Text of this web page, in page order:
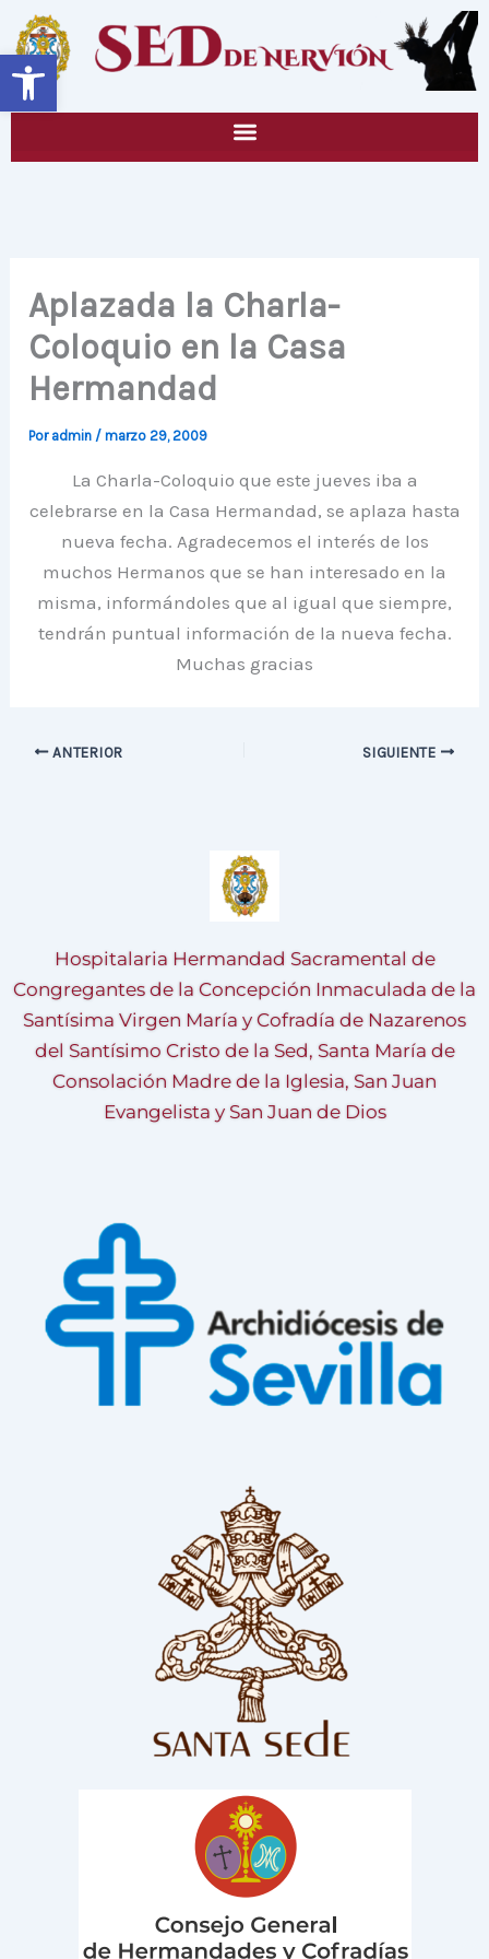
Abrir barra de herramientas
contenido
Aplazada la Charla-
Coloquio en la Casa
Hermandad
Por admin /marzo 29, 2009
La Charla-Coloquio que este jueves iba a
celebrarse en la Casa Hermandad, se aplaza hasta
nueva fecha. Agradecemos el interés de los
muchos Hermanos que se han interesado en la
misma, informándoles que al igual que siempre,
tendrán puntual información de la nueva fecha.
Muchas gracias
ANTERIOR SIGUIENTE
Hospitalaria Hermandad Sacramental de
Congregantes de la Concepción Inmaculada de la
Santísima Virgen María y Cofradía de Nazarenos
del Santísimo Cristo de la Sed, Santa María de
Consolación Madre de la Iglesia, San Juan
Evangelista y San Juan de Dios